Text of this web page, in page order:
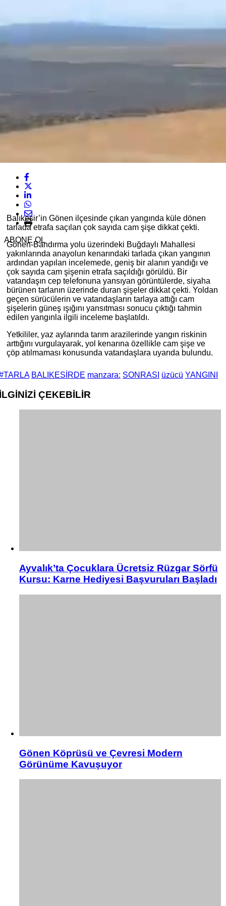
ABONE OL
Balıkesir’in Gönen ilçesinde çıkan yangında küle dönen
tarlada etrafa saçılan çok sayıda cam şişe dikkat çekti.
Gönen-Bandırma yolu üzerindeki Buğdaylı Mahallesi
yakınlarında anayolun kenarındaki tarlada çıkan yangının
ardından yapılan incelemede, geniş bir alanın yandığı ve
çok sayıda cam şişenin etrafa saçıldığı görüldü. Bir
vatandaşın cep telefonuna yansıyan görüntülerde, siyaha
bürünen tarlanın üzerinde duran şişeler dikkat çekti. Yoldan
geçen sürücülerin ve vatandaşların tarlaya attığı cam
şişelerin güneş ışığını yansıtması sonucu çıktığı tahmin
edilen yangınla ilgili inceleme başlatıldı.
Yetkililer, yaz aylarında tarım arazilerinde yangın riskinin
arttığını vurgulayarak, yol kenarına özellikle cam şişe ve
çöp atılmaması konusunda vatandaşlara uyarıda bulundu.
BALIKESİRDE manzara: SONRASI üzücü YANGINI
ÇEKEBİLİR
Ayvalık’ta Çocuklara Ücretsiz Rüzgar Sörfü
Kursu: Karne Hediyesi Başvuruları Başladı
Gönen Köprüsü ve Çevresi Modern
Görünüme Kavuşuyor